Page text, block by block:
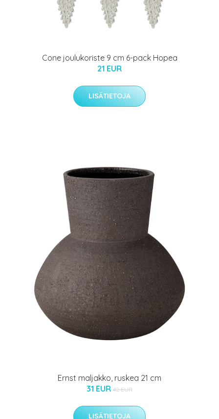
Cone joulukoriste 9 cm 6-pack Hopea
21 EUR
LISÄTIETOJA
Ernst maljakko, ruskea 21 cm
31 EUR 42 EUR
LISÄTIETOJA